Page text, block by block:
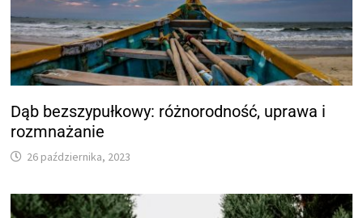
Dąb bezszypułkowy: różnorodność, uprawa i
rozmnażanie
26 października, 2023